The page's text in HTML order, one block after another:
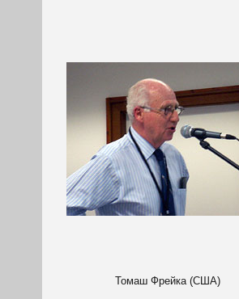
Томаш Фрейка (США)